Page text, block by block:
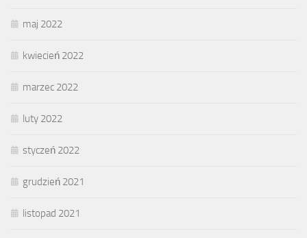
maj 2022
kwiecień 2022
marzec 2022
luty 2022
styczeń 2022
grudzień 2021
listopad 2021